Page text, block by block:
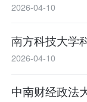
2026-04-10
南方科技大学
2026-04-10
中南财经政法